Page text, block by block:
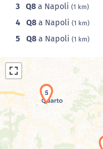
3 Q8 a Napoli (1 km)
4 Q8 a Napoli (1 km)
5 Q8 a Napoli (1 km)
5